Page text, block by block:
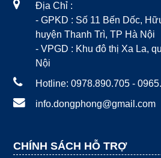
Địa Chỉ :
- GPKD : Số 11 Bến Dốc,
huyện Thanh Trì, TP Hà Nội
- VPGD : Khu đô thị Xa La,
Nội
Hotline: 0978.890.705 -
info.dongphong@gmail.com
CHÍNH SÁCH HỖ TRỢ